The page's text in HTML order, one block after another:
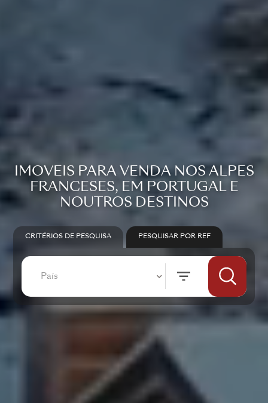
IMÓVEIS PARA VENDA NOS ALPES
FRANCESES, EM PORTUGAL E
NOUTROS DESTINOS
CRITÉRIOS DE PESQUISA PESQUISAR POR REF
País